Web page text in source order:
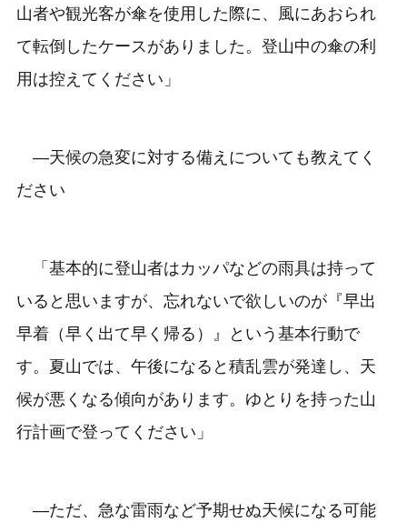
山者や観光客が傘を使用した際に、風にあおられ
て転倒したケースがありました。登山中の傘の利
用は控えてください」
―天候の急変に対する備えについても教えてく
ださい
「基本的に登山者はカッパなどの雨具は持って
いると思いますが、忘れないで欲しいのが『早出
早着（早く出て早く帰る）』という基本行動で
す。夏山では、午後になると積乱雲が発達し、天
候が悪くなる傾向があります。ゆとりを持った山
行計画で登ってください」
―ただ、急な雷雨など予期せぬ天候になる可能